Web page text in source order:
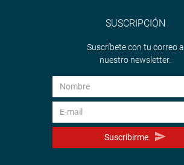
SUSCRIPCIÓN
Suscríbete con tu correo a
nuestro newsletter.
Suscribirme